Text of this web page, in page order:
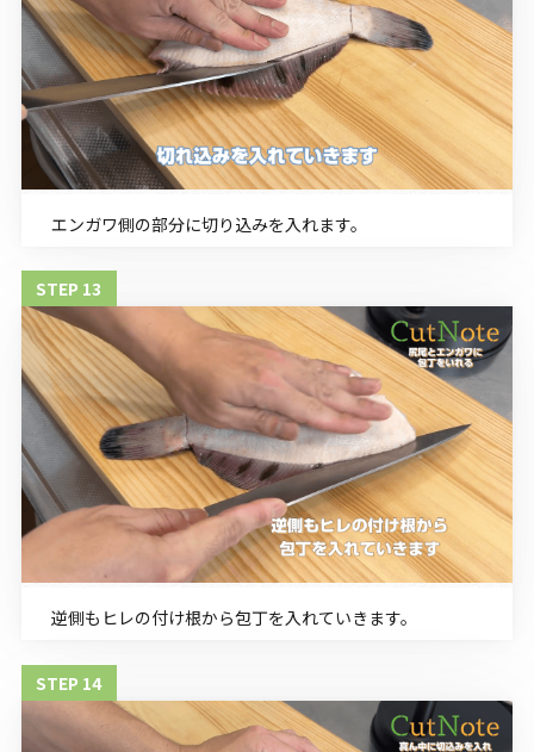
エンガワ側の部分に切り込みを入れます。
逆側もヒレの付け根から包丁を入れていきます。